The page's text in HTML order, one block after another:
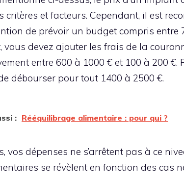
critères et facteurs. Cependant, il est
de prévoir un budget compris entre
vous devez ajouter les frais de la
entre 600 à 1000 € et 100 à 200 €.
débourser pour tout 1400 à 2500 €.
: Rééquilibrage alimentaire : pour qui ?
vos dépenses ne s’arrêtent pas à ce
se révèlent en fonction des cas